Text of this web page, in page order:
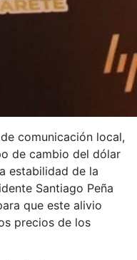
comunicación local,
de cambio del dólar
estabilidad de la
Santiago Peña
que este alivio
precios de los